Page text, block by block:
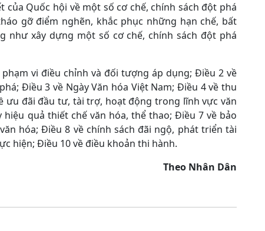
của Quốc hội về một số cơ chế, chính sách đột phá
gỡ điểm nghẽn, khắc phục những hạn chế, bất
như xây dựng một số cơ chế, chính sách đột phá
vi điều chỉnh và đối tượng áp dụng; Điều 2 về
Điều 3 về Ngày Văn hóa Việt Nam; Điều 4 về thu
ưu đãi đầu tư, tài trợ, hoạt động trong lĩnh vực văn
quả thiết chế văn hóa, thể thao; Điều 7 về bảo
hóa; Điều 8 về chính sách đãi ngộ, phát triển tài
hiện; Điều 10 về điều khoản thi hành.
Theo Nhân Dân